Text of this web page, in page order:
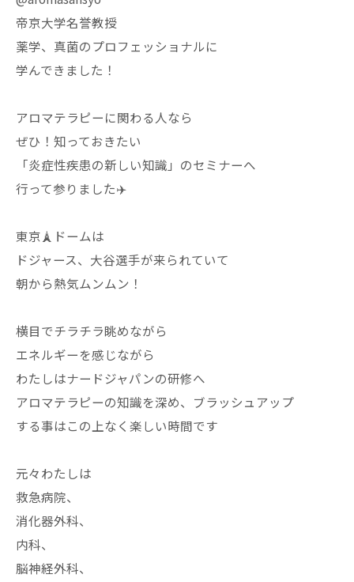
帝京大学名誉教授
薬学、真菌のプロフェッショナルに
学んできました！
アロマテラピーに関わる人なら
ぜひ！知っておきたい
「炎症性疾患の新しい知識」のセミナーへ
行って参りました✈️
東京🗼ドームは
ドジャース、大谷選手が来られていて
朝から熱気ムンムン！
横目でチラチラ眺めながら
エネルギーを感じながら
わたしはナードジャパンの研修へ
アロマテラピーの知識を深め、ブラッシュアップ
する事はこの上なく楽しい時間です
元々わたしは
救急病院、
消化器外科、
内科、
脳神経外科、